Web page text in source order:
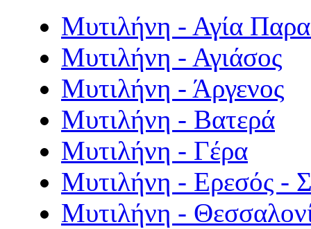
Μυτιλήνη - Αγία
Μυτιλήνη - Αγιάσος
Μυτιλήνη - Άργενος
Μυτιλήνη - Βατερά
Μυτιλήνη - Γέρα
Μυτιλήνη - Ερεσός -
Μυτιλήνη -